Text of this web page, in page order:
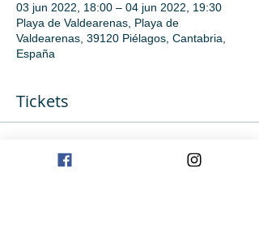
03 jun 2022, 18:00 – 04 jun 2022, 19:30
Playa de Valdearenas, Playa de
Valdearenas, 39120 Piélagos, Cantabria,
España
Tickets
Venta finalizada